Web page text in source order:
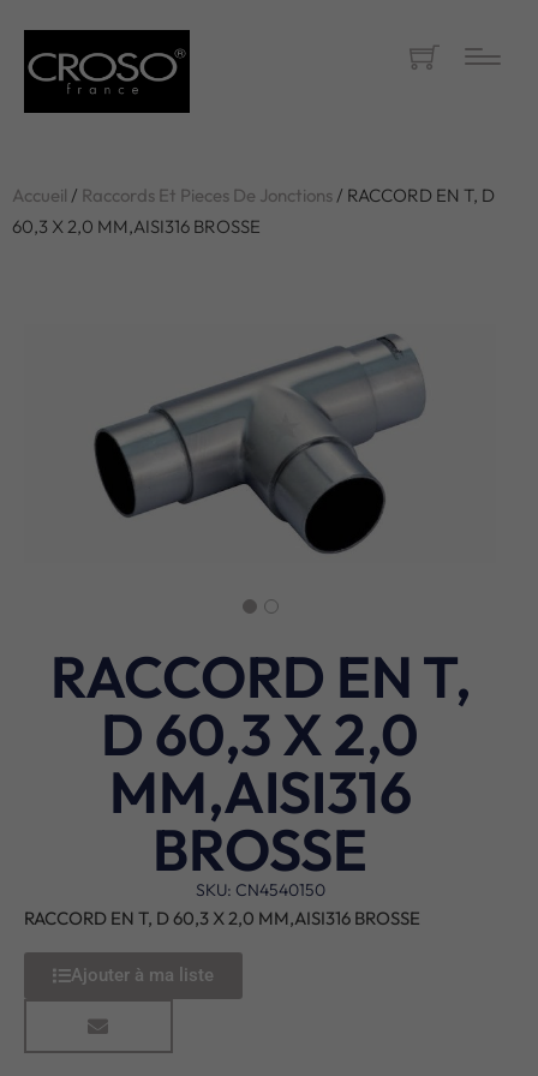
Accueil / Raccords Et Pieces De Jonctions/ RACCORD EN T, D
60,3 X 2,0 MM,AISI316 BROSSE
RACCORD EN T,
D 60,3 X 2,0
MM,AISI316
BROSSE
SKU: CN4540150
RACCORD EN T, D 60,3 X 2,0 MM,AISI316 BROSSE
Ajouter à ma liste